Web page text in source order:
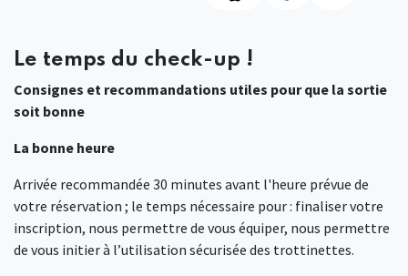
Le temps du check-up !
Consignes et recommandations utiles pour que la sortie
soit bonne
La bonne heure
Arrivée recommandée 30 minutes avant l'heure prévue de
votre réservation ; le temps nécessaire pour : finaliser votre
inscription, nous permettre de vous équiper, nous permettre
de vous initier à l’utilisation sécurisée des trottinettes.